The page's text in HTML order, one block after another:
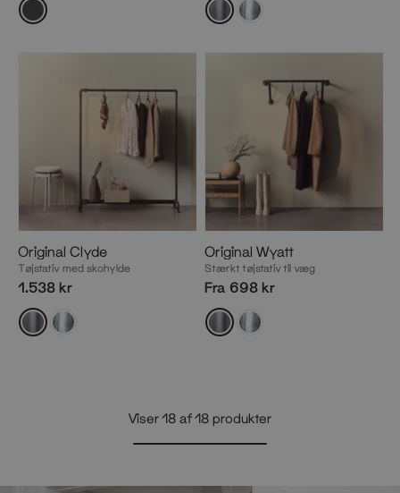
Original Clyde
Tøjstativ med skohylde
1.538 kr
Original Wyatt
Stærkt tøjstativ til væg
Fra 698 kr
Viser18 af18 produkter
Vis